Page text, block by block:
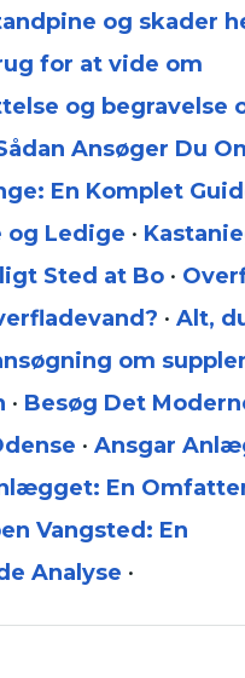
og skader
for at vide om
og begravelse
Ansøger Du
En Komplet
og Ledige •
Sted at Bo •
• Alt,
om
• Besøg Det
• Ansgar
En
Vangsted: En
Analyse •